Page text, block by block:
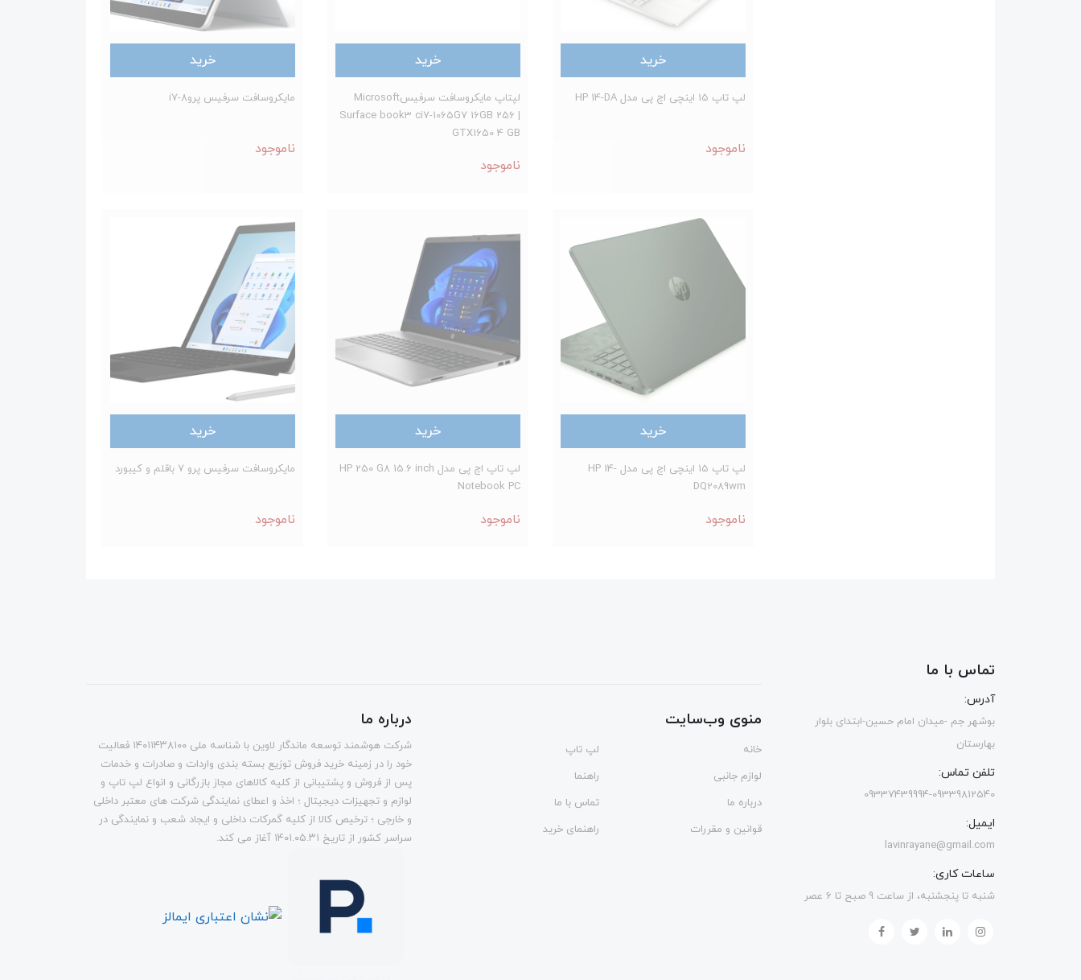
خرید
لپ تاپ 15 اینچی اچ پی مدل HP 14-DA
ناموجود
خرید
لپتاپ مایکروسافت سرفيسMicrosoft
Surface book3 ci7-1065G7 16GB 256 |
GTX1650 4 GB
ناموجود
خرید
مایکروسافت سرفيس پرو8-i7
ناموجود
خرید
لپ تاپ 15 اینچی اچ پی مدل HP 14-
DQ2089wm
ناموجود
خرید
لپ تاپ اچ‌ پی مدل HP 250 G8 15.6 inch
Notebook PC
ناموجود
خرید
مایکروسافت سرفیس پرو 7 باقلم و کیبورد
ناموجود
تماس با ما
آدرس:
بوشهر جم -میدان امام حسین-ابتدای بلوار
بهارستان
تلفن تماس:
09337439994-09339812540
ایمیل:
lavinrayane@gmail.com
ساعات کاری:
شنبه تا پنجشنبه، از ساعت 9 صبح تا 6 عصر
منوی وب‌سایت
خانه
لپ تاپ
لوازم جانبی
راهنما
درباره ما
تماس با ما
قوانین و مقررات
راهنمای خرید
درباره ما
شرکت هوشمند توسعه ماندگار لاوین با شناسه ملی ۱۴۰۱۱۴۳۸۱۰۰ فعالیت
خود را در زمینه خرید فروش توزیع بسته بندی واردات و صادرات و خدمات
پس از فروش و پشتیبانی از کلیه کالاهای مجاز بازرگانی و انواع لپ تاپ و
لوازم و تجهيزات دیجیتال ؛ اخذ و اعطای نمایندگی شرکت های معتبر داخلی
و خارجی ؛ ترخیص کالا از کلیه گمرکات داخلی و ايجاد شعب و نمایندگی در
سراسر کشور از تاريخ ۱۴۰۱.۰۵.۳۱ آغاز می کند.